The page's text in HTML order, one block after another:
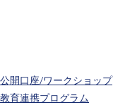
公開口座/ワークショップ
教育連携プログラム